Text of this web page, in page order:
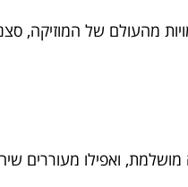
מהעולם של המוזיקה,
ואפילו מעוררים